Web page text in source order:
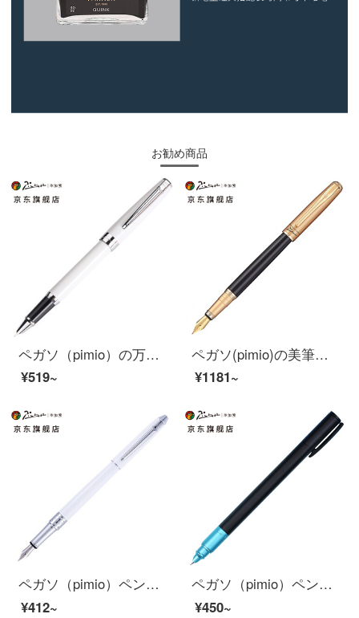
お勧め商品
ペガソ（pimio）の万年筆の財務のペンは特に細くて0.38 mmのペン先の男性の女史は字の書道のペンを練習します学生は成人で字のペンの曼陀林のシリーズの717磁器の白色を練習します
¥519~
ペガソ(pimio)の美筆の曲がった先の書道の万年筆の男性の女性の習字の成人の学生はペンの1.0 mmアテネの皇朝のシリーズの906霧の金を使います
¥1181~
ペガソ（pimio）ペンサインペン男性女性ビジネスオフィス成人学生用0.5 mmインクペンオルタシリーズ701磁白
¥412~
ペガソ（pimio）ペンのサインペンは特に細くて0.38 mm男女学生が大人用の筆箱にプレゼントペンを入れます。
¥450~